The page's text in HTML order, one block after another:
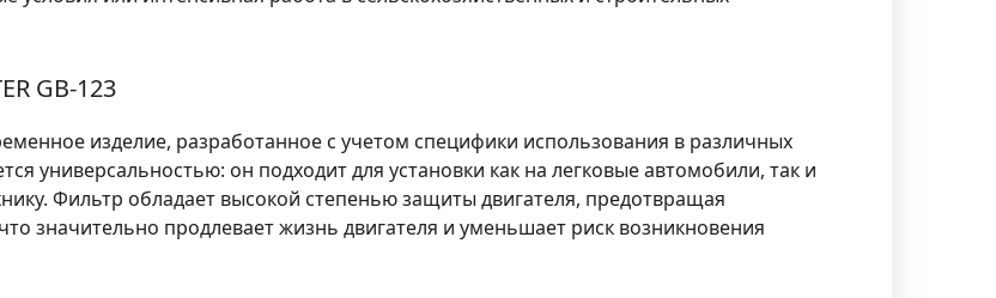
GB-123
изделие, разработанное с учетом специфики использования в различных
универсальностью: он подходит для установки как на легковые автомобили, так и
Фильтр обладает высокой степенью защиты двигателя, предотвращая
значительно продлевает жизнь двигателя и уменьшает риск возникновения